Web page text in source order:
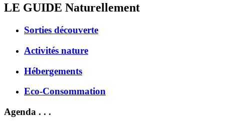
LE GUIDE Naturellement
Sorties découverte
Activités nature
Hébergements
Eco-Consommation
Agenda . . .